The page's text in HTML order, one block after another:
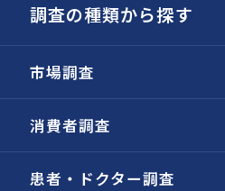
調査の種類から探す
市場調査
消費者調査
患者・ドクター調査